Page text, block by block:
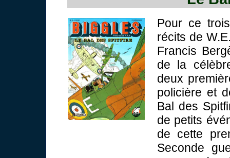
Pour ce
récits de
Francis
de la
deux
policière et
Bal des
de petits
de cette
Seconde